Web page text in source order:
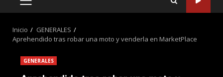
MENÚ
Inicio
GENERALES
Aprehendido tras robar una moto y venderla en MarketPlace
GENERALES